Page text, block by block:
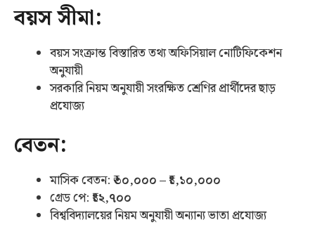
বয়স সীমা:
বয়স সংক্রান্ত বিস্তারিত তথ্য অফিসিয়াল নোটিফিকেশন
অনুযায়ী
সরকারি নিয়ম অনুযায়ী সংরক্ষিত শ্রেণির প্রার্থীদের ছাড়
প্রযোজ্য
বেতন:
মাসিক বেতন:₹৩০,০০০ – ₹১,১০,০০০
গ্রেড পে:₹১২,৭০০
বিশ্ববিদ্যালয়ের নিয়ম অনুযায়ী অন্যান্য ভাতা প্রযোজ্য